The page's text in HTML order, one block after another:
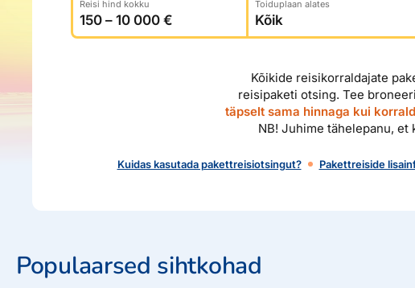
Airalo eSIM
Platinum Club
Ettevõttest, kontaktid, reisikonsultandi teenus, tule tööle, uudised...
Reisi hind kokku Toiduplaan alates
Kõikide reisikorraldajate
reisipaketi otsing. Tee
täpselt sama hinnaga kui
NB! Juhime tähelepanu,
Kuidas kasutada pakettreisiotsingut? Pakettreiside
Populaarsed sihtkohad